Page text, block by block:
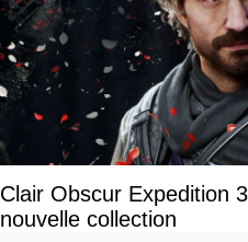
Clair Obscur Expedition
nouvelle collection